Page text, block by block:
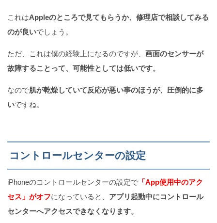
これはAppleのところで見てもらうか、修理店で相談してみる
のが良いでしょう。
ただ、これは僕の経験上になるのですが、 画面のセンサーが
故障することって、可能性としては低いです。
なので肌が乾燥していて反応が悪い事のほうが、圧倒的に多
いですね。
コントロールセンターの設定
iPhoneのコントロールセンターの設定で 「App使用中のアク
セス」がオフになっていると、 アプリ起動中にコントロール
センターへアクセスできなくなります。